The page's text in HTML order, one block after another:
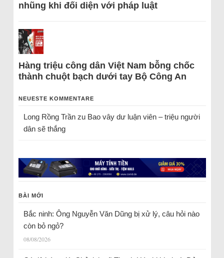
nhũng khi đối diện với pháp luật
Hàng triệu công dân Việt Nam bỗng chốc
thành chuột bạch dưới tay Bộ Công An
NEUESTE KOMMENTARE
Long Rồng Trầnzu Bao vây dư luận viên – triệu người
dân sẽ thắng
BÀI MỚI
Bắc ninh: Ông Nguyễn Văn Dũng bị xử lý, câu hỏi nào
còn bỏ ngỏ?
08/08/2026